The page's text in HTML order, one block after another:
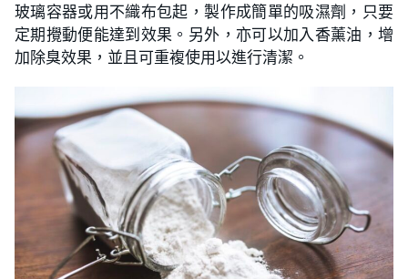
玻璃容器或用不織布包起，製作成簡單的吸濕劑，只要
定期攪動便能達到效果。另外，亦可以加入香薰油，增
加除臭效果，並且可重複使用以進行清潔。